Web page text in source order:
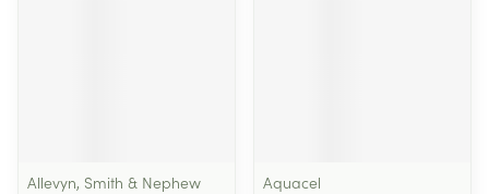
Allevyn, Smith & Nephew
Aquacel